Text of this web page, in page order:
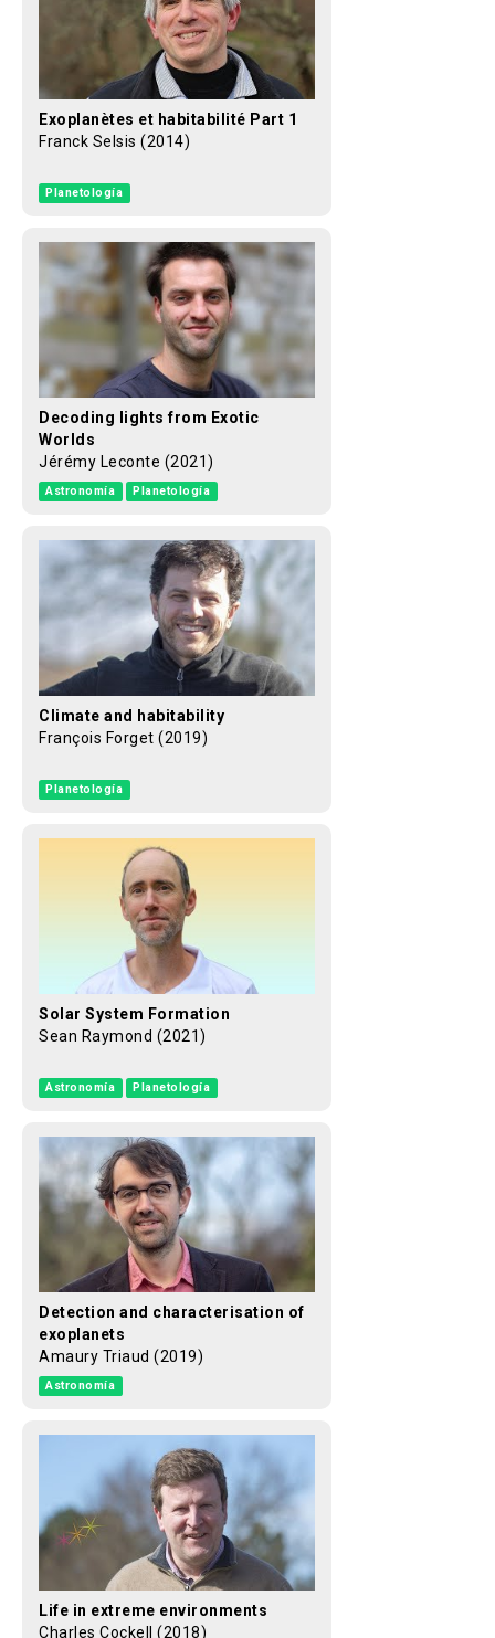
Exoplanètes et habitabilité Part 1
Franck Selsis (2014)
Planetología
Decoding lights from Exotic
Worlds
Jérémy Leconte (2021)
Astronomía Planetología
Climate and habitability
François Forget (2019)
Planetología
Solar System Formation
Sean Raymond (2021)
Astronomía Planetología
Detection and characterisation of
exoplanets
Amaury Triaud (2019)
Astronomía
Life in extreme environments
Charles Cockell (2018)